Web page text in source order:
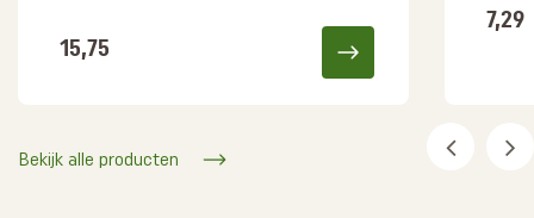
15,75
7,29
Bekijk alle producten